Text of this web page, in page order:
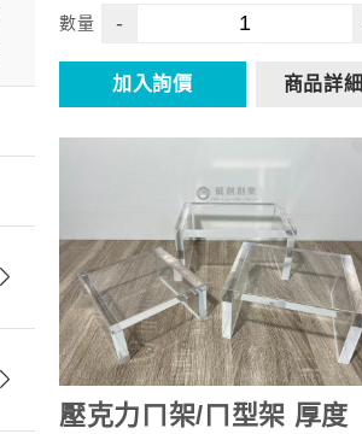
數量 -
加入詢價 商品詳細
壓克力ㄇ架/ㄇ型架 厚度